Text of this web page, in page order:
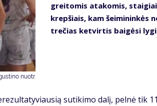
nuotr.
greitomis atakomis,
krepšiais, kam šeimininkės
trečias ketvirtis baigėsi
sutikimo dalį, pelnė tik